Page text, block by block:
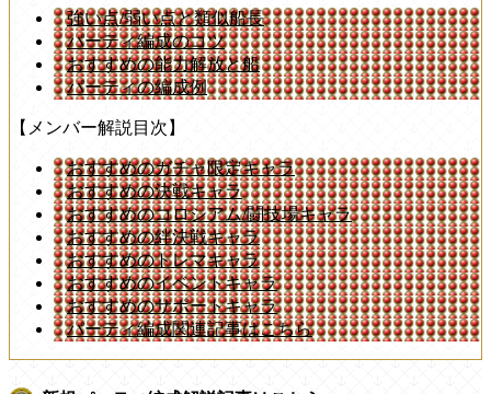
強い点/弱い点と類似船長
パーティ編成のコツ
おすすめの能力解放と船
パーティの編成例
【メンバー解説目次】
おすすめのガチャ限定キャラ
おすすめの決戦キャラ
おすすめのコロシアム/闘技場キャラ
おすすめの絆決戦キャラ
おすすめのトレマキャラ
おすすめのイベントキャラ
おすすめのサポートキャラ
パーティ編成関連記事はこちら